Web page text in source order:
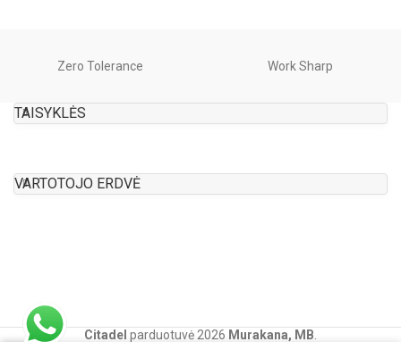
Zero Tolerance Work Sharp
TAISYKLĖS
VARTOTOJO ERDVĖ
Citadel parduotuvė 2026 Murakana, MB